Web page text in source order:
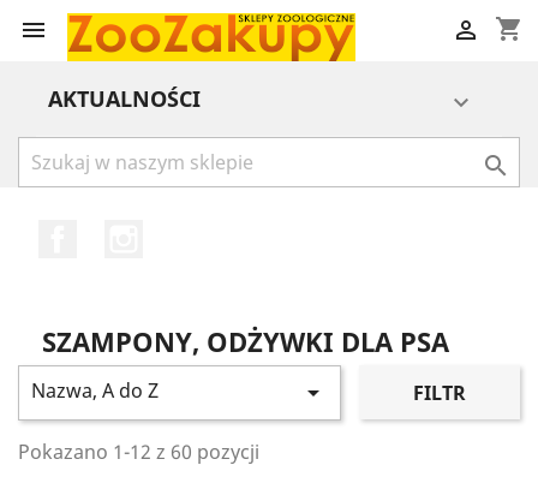
 shopping_cart

AKTUALNOŚCI 

SZAMPONY, ODŻYWKI DLA PSA
Nazwa, A do Z  FILTR
Pokazano 1-12 z 60 pozycji